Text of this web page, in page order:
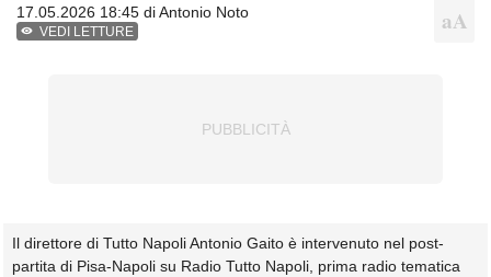
17.05.2026 18:45 diAntonio Noto
VEDI LETTURE
Il direttore di Tutto Napoli Antonio Gaito è intervenuto nel post-
partita di Pisa-Napoli su Radio Tutto Napoli, prima radio tematica